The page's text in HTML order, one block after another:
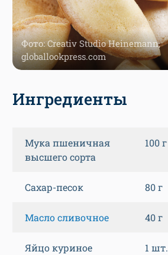
Фото: Creativ Studio Heinemann,
globallookpress.com
Ингредиенты
Мука пшеничная
высшего сорта
100 г
Сахар-песок 80 г
Масло сливочное 40 г
Яйцо куриное 1 шт.